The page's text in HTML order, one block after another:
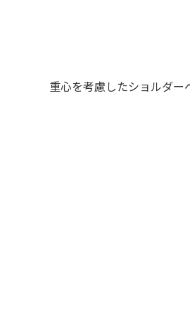
重心を考慮したショルダー